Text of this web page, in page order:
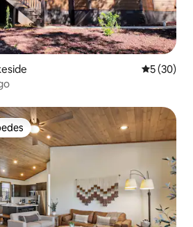
5 de uma
5 (30)
dos hóspedes